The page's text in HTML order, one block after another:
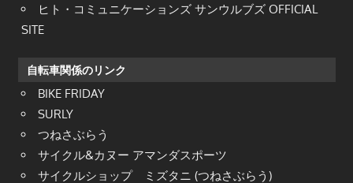
ヒト・コミュニケーションズ サンウルブズ OFFICIAL
SITE
自転車関係のリンク
BIKE FRIDAY
SURLY
つねさぶらう
サイクル&カヌー アマンダスポーツ
サイクルショップ ミズタニ (つねさぶらう)